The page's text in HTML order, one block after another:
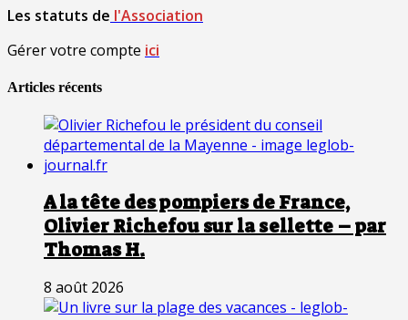
Les statuts de l'Association
Gérer votre compte ici
Articles récents
A la tête des pompiers de France,
Olivier Richefou sur la sellette – par
Thomas H.
8 août 2026